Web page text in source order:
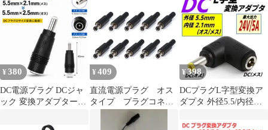
ストレート
¥ 380
DC電源プラグ DCジャ
ック 変換アダプター
¥ 409
直流電源プラグ オス
タイプ プラグコネク
ター カメラ監視用DC
電源プラグ 5.5×2.1
¥398
DCプラグL字型変換ア
ダプタ 外径5.5/内径